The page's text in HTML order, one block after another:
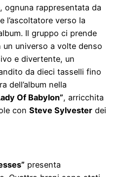
ognuna rappresentata da
l’ascoltatore verso la
Il gruppo ci prende
universo a volte denso
e divertente, un
da dieci tasselli fino
dell’album nella
Of Babylon”, arricchita
con Steve Sylvester dei
presenta